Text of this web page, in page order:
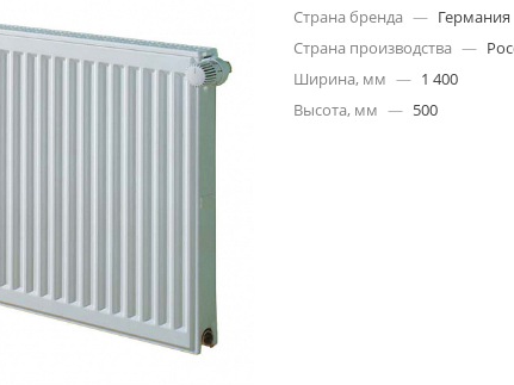
Страна бренда — Германия
Страна производства —
Ширина, мм — 1 400
Высота, мм — 500